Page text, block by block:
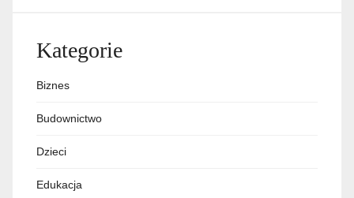
Kategorie
Biznes
Budownictwo
Dzieci
Edukacja